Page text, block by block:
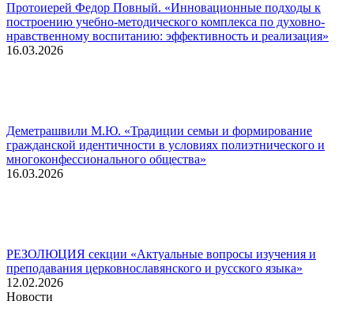
Протоиерей Федор Повный. «Инновационные подходы к
построению учебно-методического комплекса по духовно-
нравственному воспитанию: эффективность и реализация»
16.03.2026
Деметрашвили М.Ю. «Традиции семьи и формирование
гражданской идентичности в условиях полиэтнического и
многоконфессионального общества»
16.03.2026
РЕЗОЛЮЦИЯ секции «Актуальные вопросы изучения и
преподавания церковнославянского и русского языка»
12.02.2026
Новости